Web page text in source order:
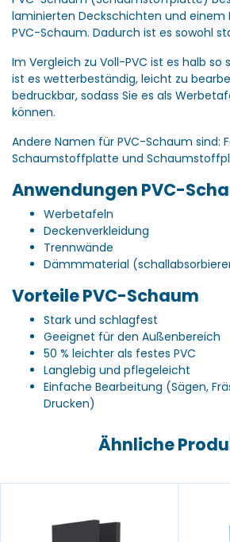
laminierten Deckschichten und einem
PVC-Schaum. Dadurch ist es sowohl
Im Vergleich zu Voll-PVC ist es halb so
ist es wetterbeständig, leicht zu
bedruckbar, sodass Sie es als
können.
Andere Namen für PVC-Schaum sind:
Schaumstoffplatte und
Anwendungen PVC-
Werbetafeln
Deckenverkleidung
Trennwände
Dämmmaterial
Vorteile PVC-Schaum
Stark und schlagfest
Geeignet für den Außenbereich
50 % leichter als festes PVC
Langlebig und pflegeleicht
Einfache Bearbeitung (Sägen,
Drucken)
Ähnliche